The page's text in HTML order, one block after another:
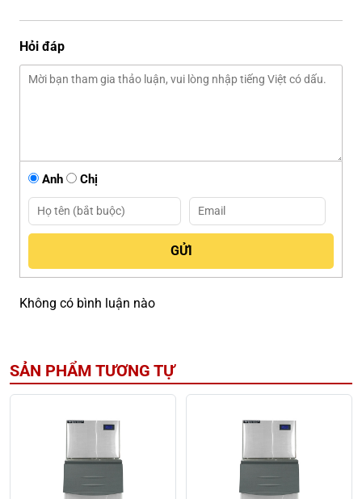
Hỏi đáp
Anh Chị
Không có bình luận nào
SẢN PHẨM TƯƠNG TỰ